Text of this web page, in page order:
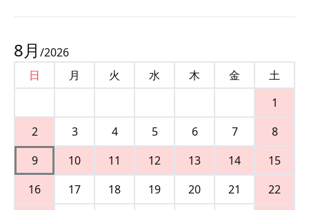
8月 /2026
日
月 火 水 木 金
土
1
2
3 4 5 6 7
8
9
10 11 12 13 14
15
16
17 18 19 20 21
22